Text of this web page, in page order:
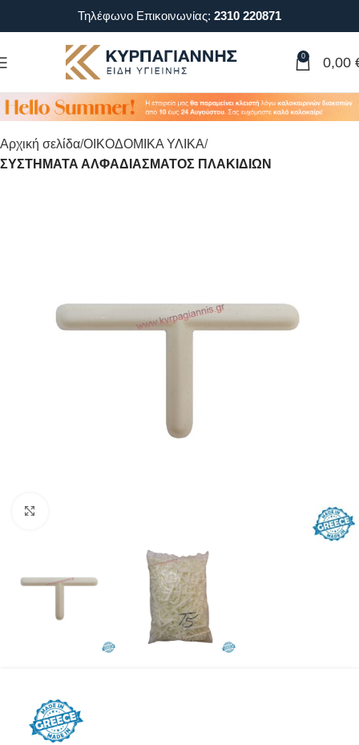
Τηλέφωνο Επικοινωνίας: 2310 220871
0 0,00
Αρχική σελίδα ΟΙΚΟΔΟΜΙΚΑ ΥΛΙΚΑ
ΣΥΣΤΗΜΑΤΑ ΑΛΦΑΔΙΑΣΜΑΤΟΣ ΠΛΑΚΙΔΙΩΝ